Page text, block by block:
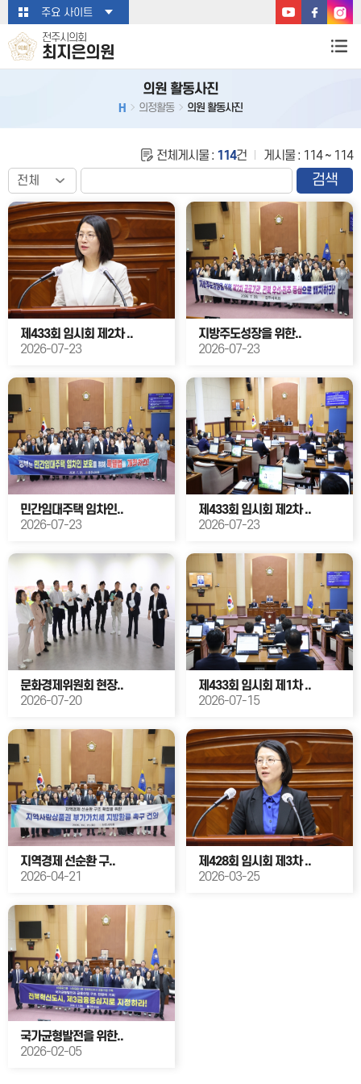
본문바로가기주요 사이트
전주시의회
최지은의원
의원 활동사진
H 의정활동 의원 활동사진
전체게시물 : 114건 게시물 : 114 ~ 114
검색
제433회 임시회 제2차 ..
2026-07-23
지방주도성장을 위한..
2026-07-23
민간임대주택 임차인..
2026-07-23
제433회 임시회 제2차 ..
2026-07-23
문화경제위원회 현장..
2026-07-20
제433회 임시회 제1차 ..
2026-07-15
지역경제 선순환 구..
2026-04-21
제428회 임시회 제3차 ..
2026-03-25
국가균형발전을 위한..
2026-02-05